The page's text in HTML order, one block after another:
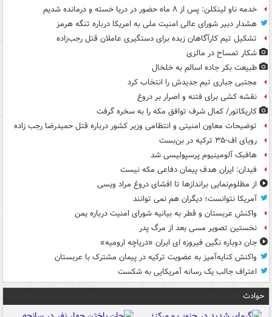
خدمه ناو لینکلن: پس از ۸ ماه حضور در دریا خسته و درمانده‌ شدیم
هشدار دبیر شورای عالی امنیت ملی به امریکا درباره تنگه هرمز
تشکیل تیم کارآگاهان زبده برای دستگیری عاملان قتل رجب‌زاده
شکار تمساح در مالزی
طبیعت بکر جاده اسالم به خلخال
مجتبی جباری تیم جدیدش را انتخاب کرد
نقشه کشی برای فتنه و اصرار بر دروغ
کاریکاتور/ کمال شرف توافق مکه را به سخره گرفت
توضیحات معاون امنیتی و انتظامی وزیر کشور درباره قتل حمیدرضا رجب زاده
رویای اف-۳۵ ترکیه در بن‌بست
هافبک آلومینیوم پرسپولیسی شد
فیدان: ایران هدف پیمان دفاعی مکه نیست
از مظلوم‌نمایی براندازها تا افشای دروغ مراد ویسی
آمریکا نتوانست؛ دیگران هم نمی توانند
واکنش عربستان و قطر به بیانیه شورای امنیت درباره یمن
نخستین تصویر مسی بعد از مرگ پدر
جان دوباره نگین فیروزه ای ایران «دریاچه ارومیه»
واکنش کنایه‌آمیز به عضویت ترکیه در پیمان مشترک با عربستان
اعتراف جالب یک رسانه آمریکایی به شکست
حوادث